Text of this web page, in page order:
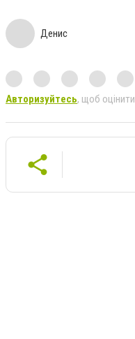
Денис
Авторизуйтесь, щоб оцінити